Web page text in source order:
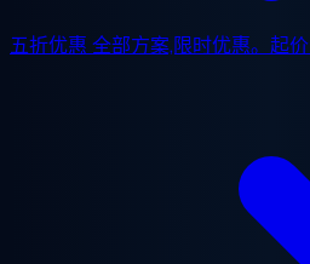
五折优惠 全部方案,限时优惠。起价